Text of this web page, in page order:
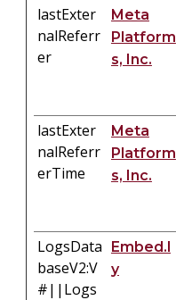
lastExter
nalReferr
er
Meta
Platform
s, Inc.
lastExter
nalReferr
erTime
Meta
Platform
s, Inc.
LogsData
baseV2:V
#||Logs
Embed.l
y